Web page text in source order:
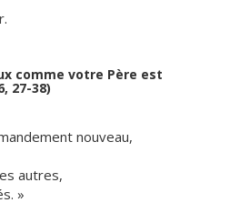
comme votre Père est
27-38)
nouveau,
autres,
»